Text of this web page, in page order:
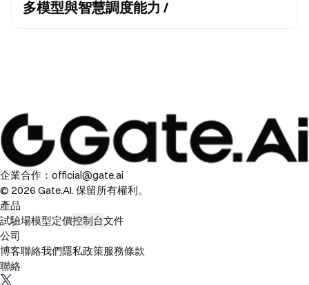
多模型與智慧調度能力 /
企業合作： official@gate.ai
© 2026 Gate.AI. 保留所有權利。
產品
試驗場模型定價控制台文件
公司
博客聯絡我們隱私政策服務條款
聯絡